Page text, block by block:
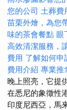
您的公司 土葬費
苗栗外燴，為您
味的茶會餐點 眼
高效清潔服務，
費用 了解如何申
費用介紹 專業推
晚上照亮，它提
在悉尼的象徵性
印度尼西亞，馬